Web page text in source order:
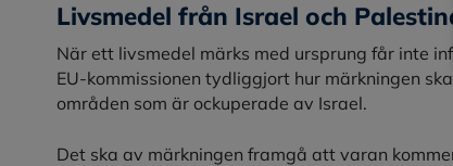
Livsmedel från Israel och
När ett livsmedel märks med ursprung får inte
EU-kommissionen tydliggjort hur märkningen
områden som är ockuperade av Israel.
Det ska av märkningen framgå att varan